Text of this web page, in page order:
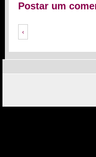
Postar um
‹